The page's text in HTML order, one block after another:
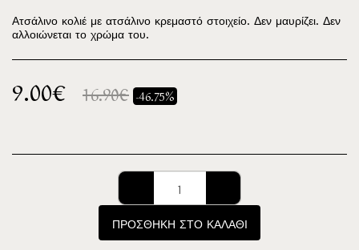
Ατσάλινο κολιέ με ατσάλινο κρεμαστό στοιχείο. Δεν μαυρίζει. Δεν
αλλοιώνεται το χρώμα του.
9.00€ 16.90€ -46.75%
ΠΡΟΣΘΉΚΗ ΣΤΟ ΚΑΛΆΘΙ